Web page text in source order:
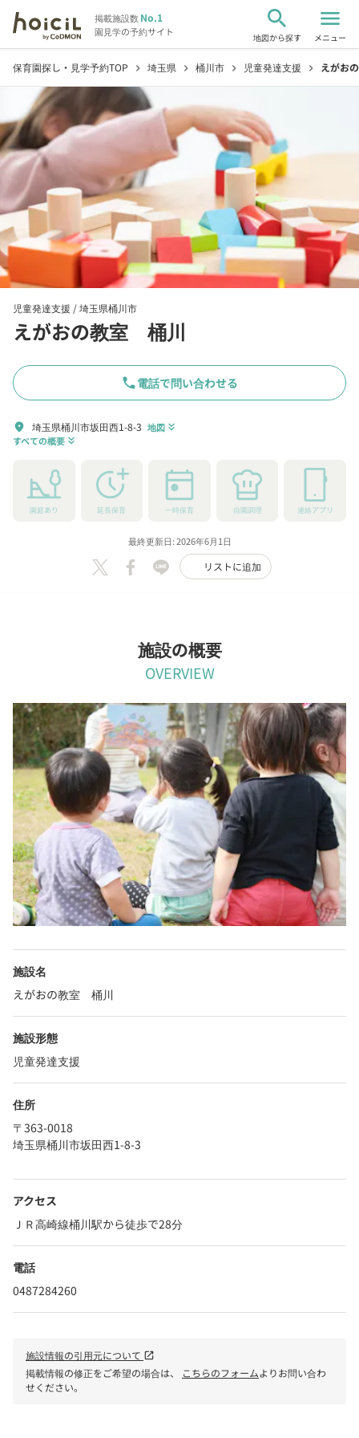
掲載施設数No.1
園見学の予約サイト
search
地図から探す
menu
メニュー
保育園探し・見学予約TOP chevron_right 埼玉県 chevron_right 桶川市 chevron_right 児童発達支援 chevron_right えがお
児童発達支援 /埼玉県桶川市
えがおの教室 桶川
phone電話で問い合わせる
location_on 埼玉県桶川市坂田西1-8-3 地図 keyboard_double_arrow_down
すべての概要 keyboard_double_arrow_down
園庭あり 延長保育 一時保育 自園調理 連絡アプリ
最終更新日: 2026年6月1日
リストに追加
施設の概要
OVERVIEW
施設名
えがおの教室 桶川
施設形態
児童発達支援
住所
〒363-0018
埼玉県桶川市坂田西1-8-3
アクセス
ＪＲ高崎線桶川駅から徒歩で28分
電話
0487284260
施設情報の引用元について open_in_new
掲載情報の修正をご希望の場合は、 こちらのフォームよりお問い合わ
せください。